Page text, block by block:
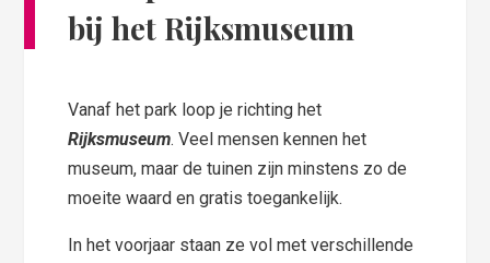
bij het Rijksmuseum
Vanaf het park loop je richting het
Rijksmuseum. Veel mensen kennen het
museum, maar de tuinen zijn minstens zo de
moeite waard en gratis toegankelijk.
In het voorjaar staan ze vol met verschillende